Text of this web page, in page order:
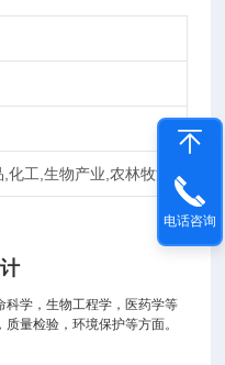
工,生物产业,农林牧渔
科学，生物工程学，医药学等
量检验，环境保护等方面。
电话咨询